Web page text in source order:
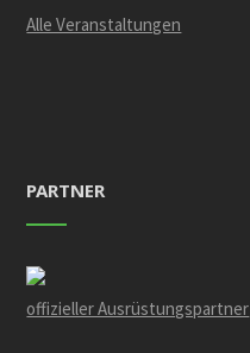
Alle Veranstaltungen
PARTNER
offizieller Ausrüstungspartner